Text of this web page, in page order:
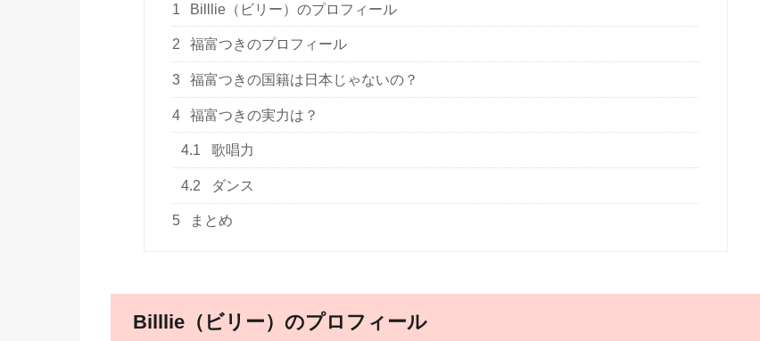
1 Billlie（ビリー）のプロフィール
2 福富つきのプロフィール
3 福富つきの国籍は日本じゃないの？
4 福富つきの実力は？
4.1 歌唱力
4.2 ダンス
5 まとめ
Billlie（ビリー）のプロフィール